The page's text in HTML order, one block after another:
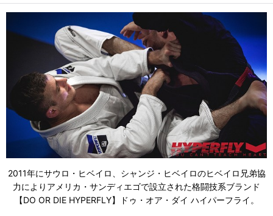
2011年にサウロ・ヒベイロ、シャンジ・ヒベイロのヒベイロ兄弟協
力によりアメリカ・サンディエゴで設立された格闘技系ブランド
【DO OR DIE HYPERFLY】ドゥ・オア・ダイ ハイパーフライ。